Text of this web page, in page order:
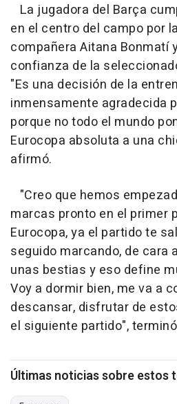
La jugadora del Barça
en el centro del campo por
compañera Aitana Bonmatí
confianza de la
"Es una decisión de la
inmensamente agradecida
porque no todo el mundo
Eurocopa absoluta a una
afirmó.
"Creo que hemos
marcas pronto en el primer
Eurocopa, ya el partido te
seguido marcando, de cara
unas bestias y eso define
Voy a dormir bien, me va a
descansar, disfrutar de
el siguiente partido",
Últimas noticias sobre estos